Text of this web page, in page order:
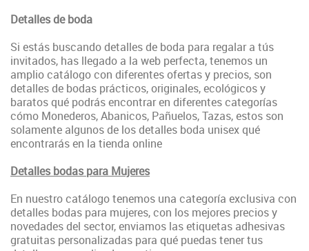
Detalles de boda
Si estás buscando detalles de boda para regalar a tús
invitados, has llegado a la web perfecta, tenemos un
amplio catálogo con diferentes ofertas y precios, son
detalles de bodas prácticos, originales, ecológicos y
baratos qué podrás encontrar en diferentes categorías
cómo Monederos, Abanicos, Pañuelos, Tazas, estos son
solamente algunos de los detalles boda unisex qué
encontrarás en la tienda online
Detalles bodas para Mujeres
En nuestro catálogo tenemos una categoría exclusiva con
detalles bodas para mujeres, con los mejores precios y
novedades del sector, enviamos las etiquetas adhesivas
gratuitas personalizadas para qué puedas tener tus